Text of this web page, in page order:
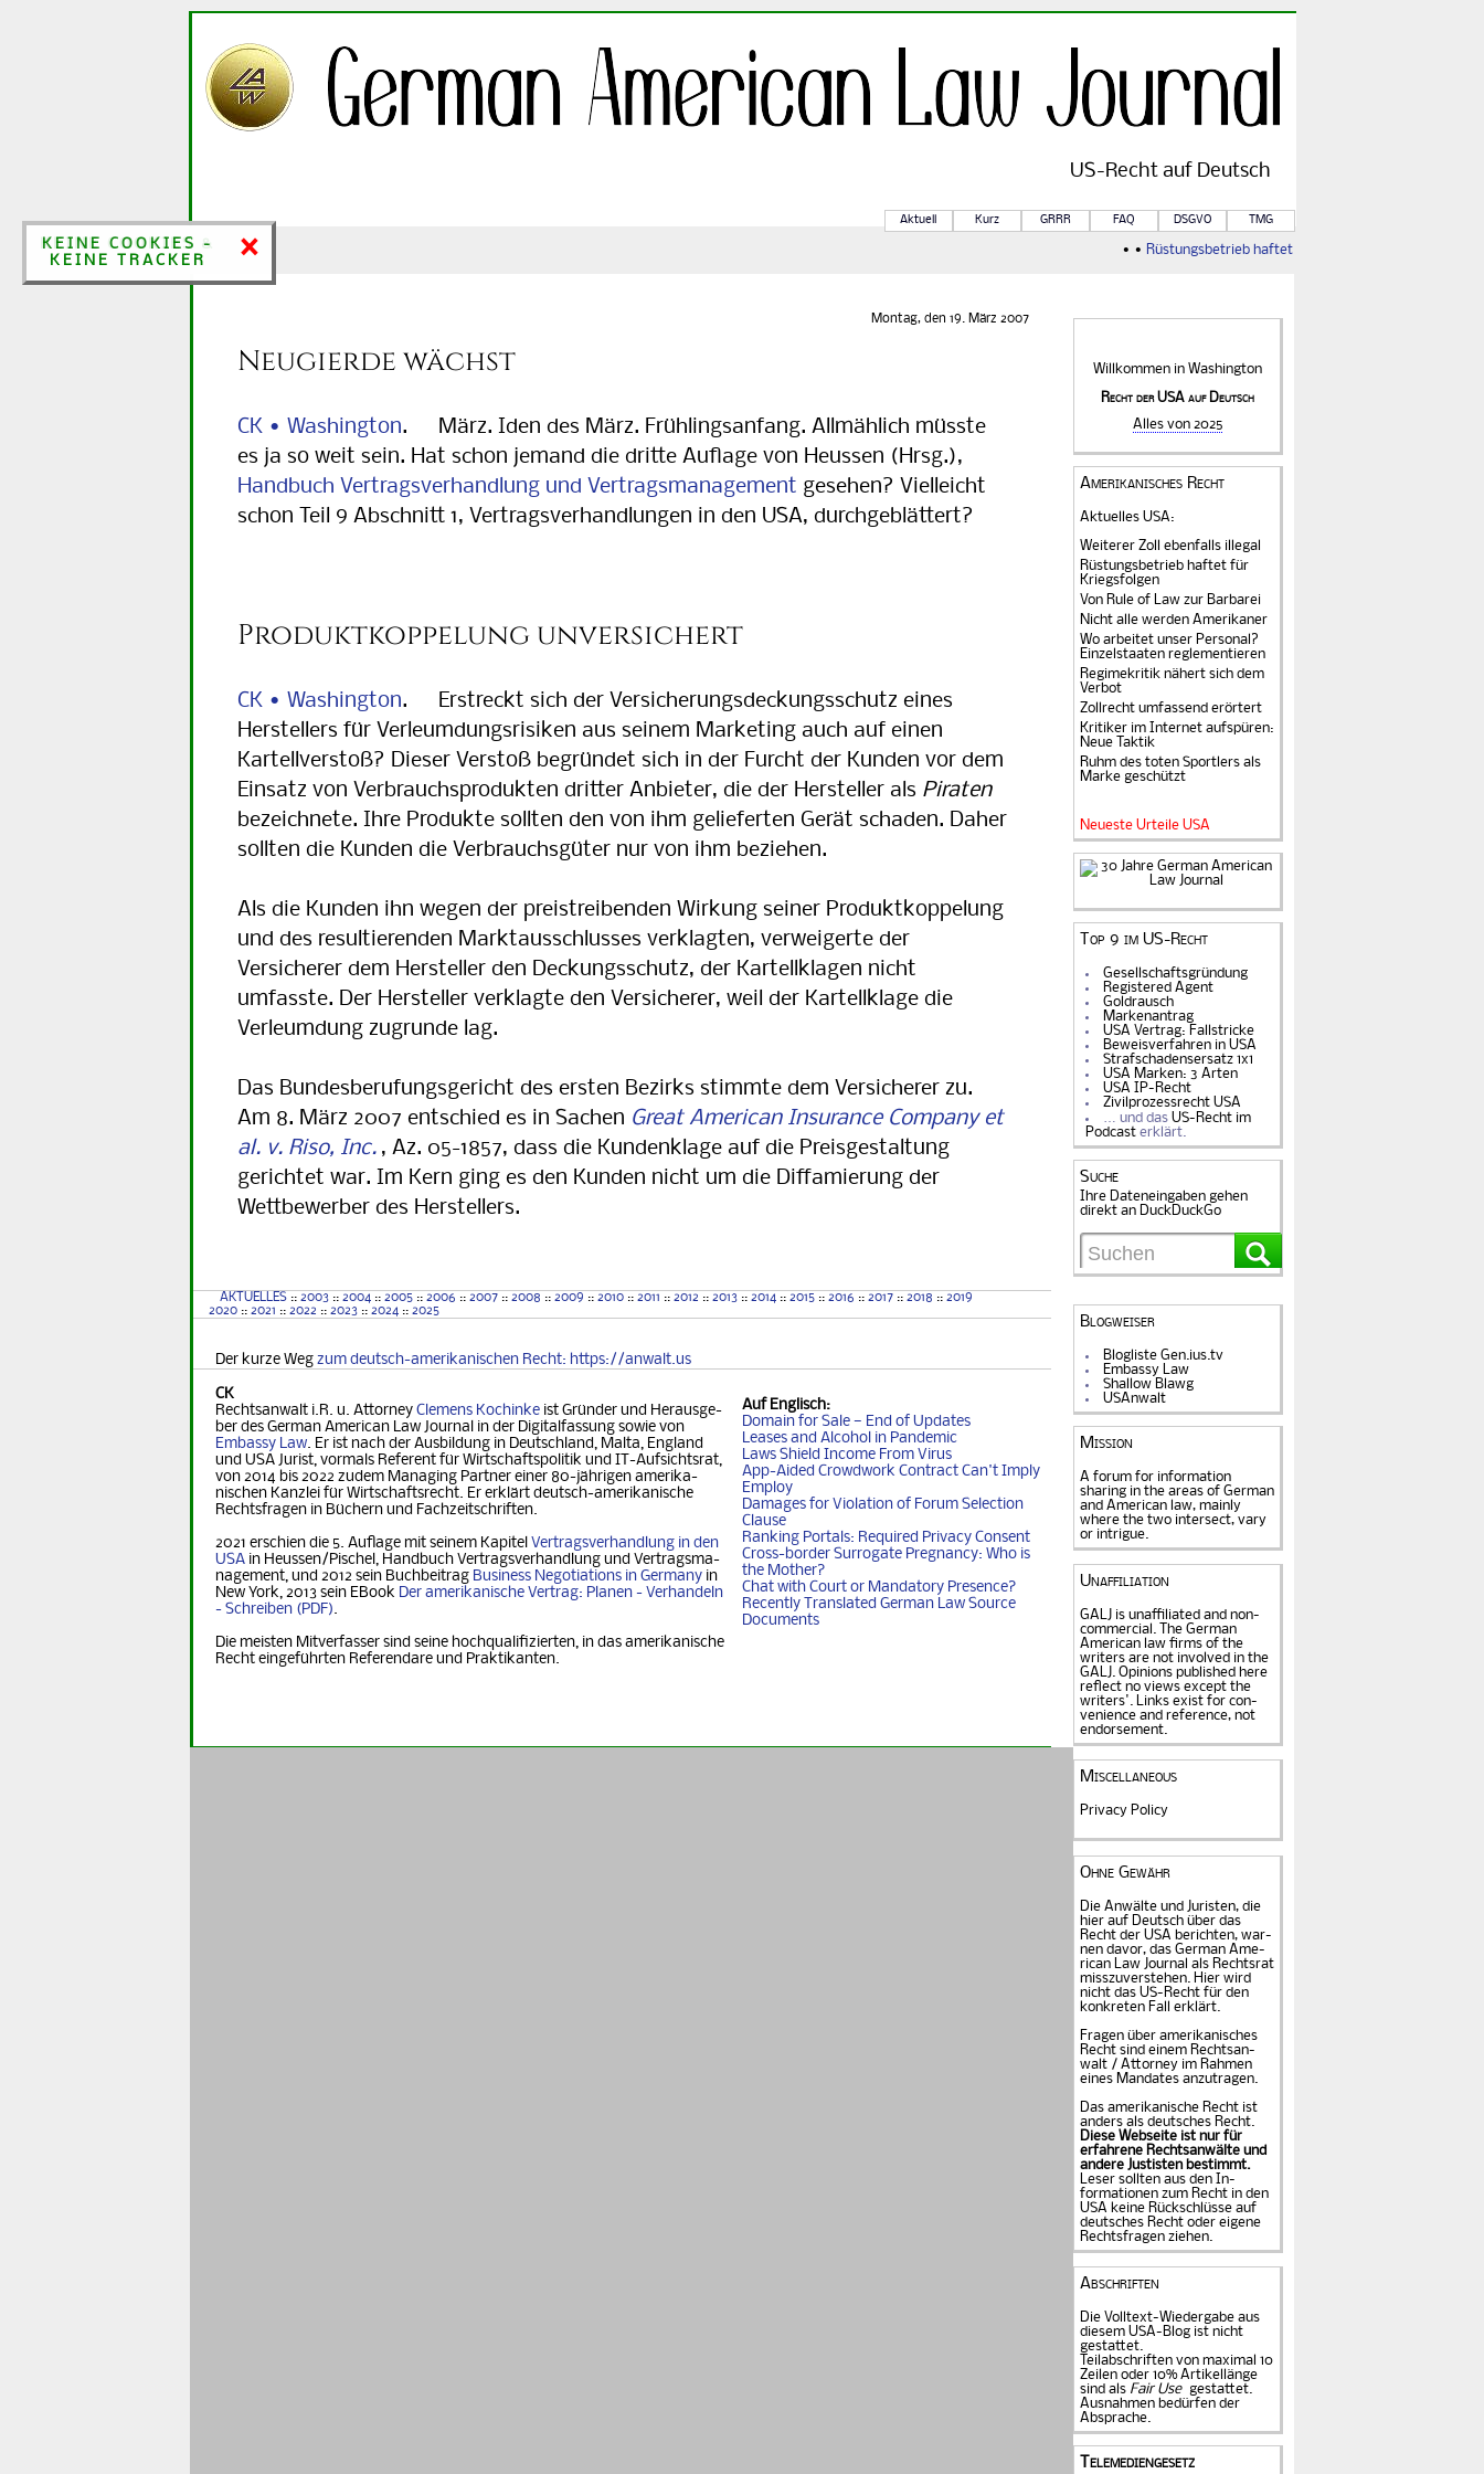
×
KEINE COOKIES &
KEINE TRACKER
US-Rechtauf Deutsch
Aktuell Kurz GRRR FAQ DSGVO TMG
• • Rüstungsbetrieb haftet für Kriegsfolgen
Montag, den 19. März 2007
Neugierde wächst
CK • Washington. März. Iden des März. Frühlingsanfang. Allmählich müsste
es ja so weit sein. Hat schon jemand die dritte Auflage von Heussen (Hrsg.),
Handbuch Vertragsverhandlung und Vertragsmanagement gesehen? Vielleicht
schon Teil 9 Abschnitt 1, Vertragsverhandlungen in den USA, durchgeblättert?
Produktkoppelung unversichert
CK • Washington. Erstreckt sich der Versicherungsdeckungsschutz eines
Herstellers für Verleumdungsrisiken aus seinem Marketing auch auf einen
Kartellverstoß? Dieser Verstoß begründet sich in der Furcht der Kunden vor dem
Einsatz von Verbrauchsprodukten dritter Anbieter, die der Hersteller als Piraten
bezeichnete. Ihre Produkte sollten den von ihm gelieferten Gerät schaden. Daher
sollten die Kunden die Verbrauchsgüter nur von ihm beziehen.
Als die Kunden ihn wegen der preistreibenden Wirkung seiner Produktkoppelung
und des resultierenden Marktausschlusses verklagten, verweigerte der
Versicherer dem Hersteller den Deckungsschutz, der Kartellklagen nicht
umfasste. Der Hersteller verklagte den Versicherer, weil der Kartellklage die
Verleumdung zugrunde lag.
Das Bundesberufungsgericht des ersten Bezirks stimmte dem Versicherer zu.
Am 8. März 2007 entschied es in Sachen Great American Insurance Company et
al. v. Riso, Inc. , Az. 05-1857, dass die Kundenklage auf die Preisgestaltung
gerichtet war. Im Kern ging es den Kunden nicht um die Diffamierung der
Wettbewerber des Herstellers.
AKTUELLES :: 2003 :: 2004 :: 2005 :: 2006 :: 2007 :: 2008 :: 2009 :: 2010 :: 2011 :: 2012 :: 2013 :: 2014 :: 2015 :: 2016 :: 2017 :: 2018 :: 2019
2020 :: 2021 :: 2022 :: 2023 :: 2024 :: 2025
Der kurze Weg zum deutsch-amerikanischen Recht: https://anwalt.us
Auf Englisch:
Domain for Sale — End of Updates
Leases and Alcohol in Pandemic
Laws Shield Income From Virus
App-Aided Crowdwork Contract Can't Imply
Employ
Damages for Violation of Forum Selection
Clause
Ranking Portals: Required Privacy Consent
Cross-border Surrogate Pregnancy: Who is
the Mother?
Chat with Court or Mandatory Presence?
Recently Translated German Law Source
Documents
CK
Rechtsanwalt i.R. u. Attorney Clemens Kochinke ist Gründer und Her­aus­ge­
ber des German Ame­ri­can Law Journal in der Digitalfassung so­wie von
Embassy Law. Er ist nach der Ausbildung in Deutschland, Mal­ta, Eng­land
und USA Jurist, vormals Referent für Wirt­schafts­politik und IT-Auf­sichtsrat,
von 2014 bis 2022 zudem Managing Part­ner einer 80-jäh­ri­gen ame­ri­ka­
nischen Kanzlei für Wirtschaftsrecht. Er erklärt deutsch-ame­ri­ka­ni­sche
Rechts­fra­gen in Büchern und Fachzeitschriften.
2021 erschien die 5. Auflage mit seinem Kapitel Vertragsverhandlung in den
USA in Heus­sen/Pischel, Handbuch Vertragsverhandlung und Ver­trags­ma­
na­ge­ment, und 2012 sein Buchbeitrag Business Nego­ti­ati­ons in Ger­ma­ny in
New York, 2013 sein EBook Der ame­ri­ka­ni­sche Vertrag: Planen - Ver­han­deln
- Schreiben
.
Die meisten Mitverfasser sind seine hochqualifizierten, in das amerikanische
Recht eingeführten Referendare und Praktikanten.
Willkommen in Washington
Recht der USA auf Deutsch
Alles von 2025
Amerikanisches Recht
Aktuelles USA:
Weiterer Zoll ebenfalls illegal
Rüstungsbetrieb haftet für
Kriegsfolgen
Von Rule of Law zur Barbarei
Nicht alle werden Amerikaner
Wo arbeitet unser Personal?
Einzelstaaten reglementieren
Regimekritik nähert sich dem
Verbot
Zollrecht umfassend erörtert
Kritiker im Internet aufspüren:
Neue Taktik
Ruhm des toten Sportlers als
Marke geschützt
Neueste Urteile USA
Top 9 im US-Recht
Gesellschaftsgründung
Registered Agent
Goldrausch
Markenantrag
USA Vertrag: Fallstricke
Beweisverfahren in USA
Strafschadensersatz 1x1
USA Marken: 3 Arten
USA IP-Recht
Zivilprozessrecht USA
… und dasUS-Recht im
Podcast erklärt.
Suche
Ihre Dateneingaben gehen
direkt an DuckDuckGo
Blogweiser
Blogliste Gen.ius.tv
Embassy Law
Shallow Blawg
USAnwalt
Mission
A forum for information
sharing in the areas of German
and American law, mainly
where the two intersect, vary
or intrigue.
Unaffiliation
GALJ is unaffiliated and non-
commercial. The Ger­man
American law firms of the
writers are not in­volved in the
GALJ. Opi­nions published here
reflect no views except the
writers'. Links exist for con­
venience and refe­rence, not
endorse­ment.
Miscellaneous
Privacy Policy
Ohne Gewähr
Die Anwälte und Juristen, die
hier auf Deutsch über das
Recht der USA be­rich­ten, war­
nen davor, das German Ame­
rican Law Journal als Rechts­rat
miss­zu­verstehen. Hier wird
nicht das US-Recht für den
konkreten Fall er­klärt.
Fragen über amerika­ni­sches
Recht sind einem Rechts­an­
walt / Attorney im Rahmen
eines Mandates an­zu­tragen.
Das amerikanische Recht ist
anders als deutsches Recht.
Diese Webseite ist nur für
erfahrene Rechtsanwälte und
andere Justisten be­stimmt.
Leser sollten aus den In­
formationen zum Recht in den
USA keine Rückschlüsse auf
deutsches Recht oder eigene
Rechtsfragen ziehen.
Abschriften
Die Volltext-Wiedergabe aus
diesem USA-Blog ist nicht
gestattet.
Teilabschriften von maximal 10
Zeilen oder 10% Artikellänge
sind als Fair Use
gestattet.
Ausnahmen bedürfen der
Absprache.
Telemediengesetz
×
KEINE COOKIES -
KEINE TRACKER